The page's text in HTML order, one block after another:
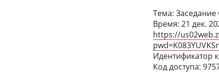
Тема: Заседание
Время: 21 дек.
https://
Идентификатор
Код доступа: